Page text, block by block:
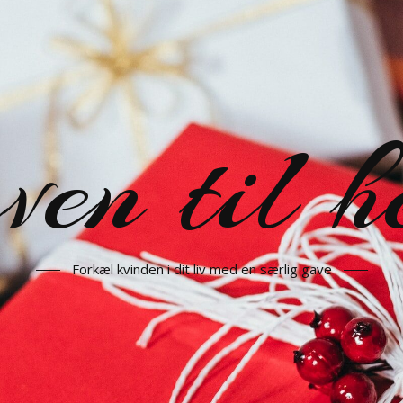
til
Forkæl kvinden i dit liv med en særlig gave